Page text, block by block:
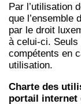
Par l’utilisation
que l’ensemble
par le droit
à celui-ci. Seuls
compétents en
utilisation.
Charte des
portail internet